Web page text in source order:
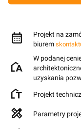
Projekt na
biurem
W podanej
uzyskania
Projekt
Parametry